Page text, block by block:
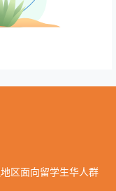
区面向留学生华人群